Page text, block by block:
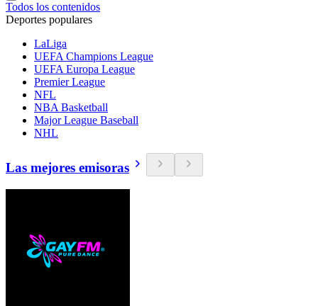
Todos los contenidos
Deportes populares
LaLiga
UEFA Champions League
UEFA Europa League
Premier League
NFL
NBA Basketball
Major League Baseball
NHL
Las mejores emisoras